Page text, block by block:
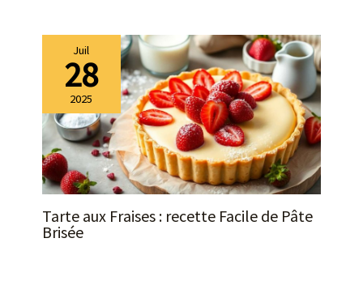
Juil
28
2025
Tarte aux Fraises : recette Facile de Pâte
Brisée